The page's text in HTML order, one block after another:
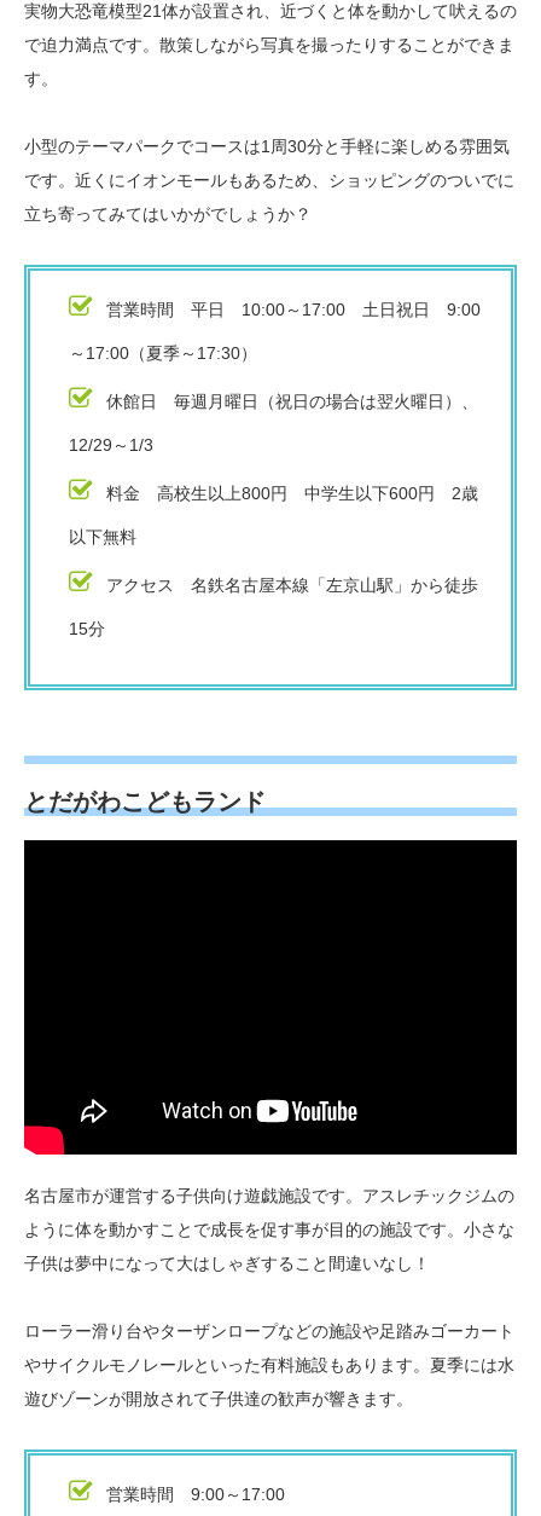
実物大恐竜模型21体が設置され、近づくと体を動かして吠えるの
で迫力満点です。散策しながら写真を撮ったりすることができま
す。
小型のテーマパークでコースは1周30分と手軽に楽しめる雰囲気
です。近くにイオンモールもあるため、ショッピングのついでに
立ち寄ってみてはいかがでしょうか？
営業時間 平日 10:00～17:00 土日祝日 9:00
～17:00（夏季～17:30）
休館日 毎週月曜日（祝日の場合は翌火曜日）、
12/29～1/3
料金 高校生以上800円 中学生以下600円 2歳
以下無料
アクセス 名鉄名古屋本線「左京山駅」から徒歩
15分
とだがわこどもランド
名古屋市が運営する子供向け遊戯施設です。アスレチックジムの
ように体を動かすことで成長を促す事が目的の施設です。小さな
子供は夢中になって大はしゃぎすること間違いなし！
ローラー滑り台やターザンロープなどの施設や足踏みゴーカート
やサイクルモノレールといった有料施設もあります。夏季には水
遊びゾーンが開放されて子供達の歓声が響きます。
営業時間 9:00～17:00